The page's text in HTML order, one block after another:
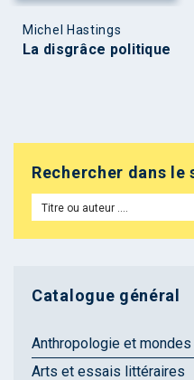
Michel Hastings
La disgrâce politique
Rechercher dans le
Catalogue général
Anthropologie et
Arts et essais littéraires